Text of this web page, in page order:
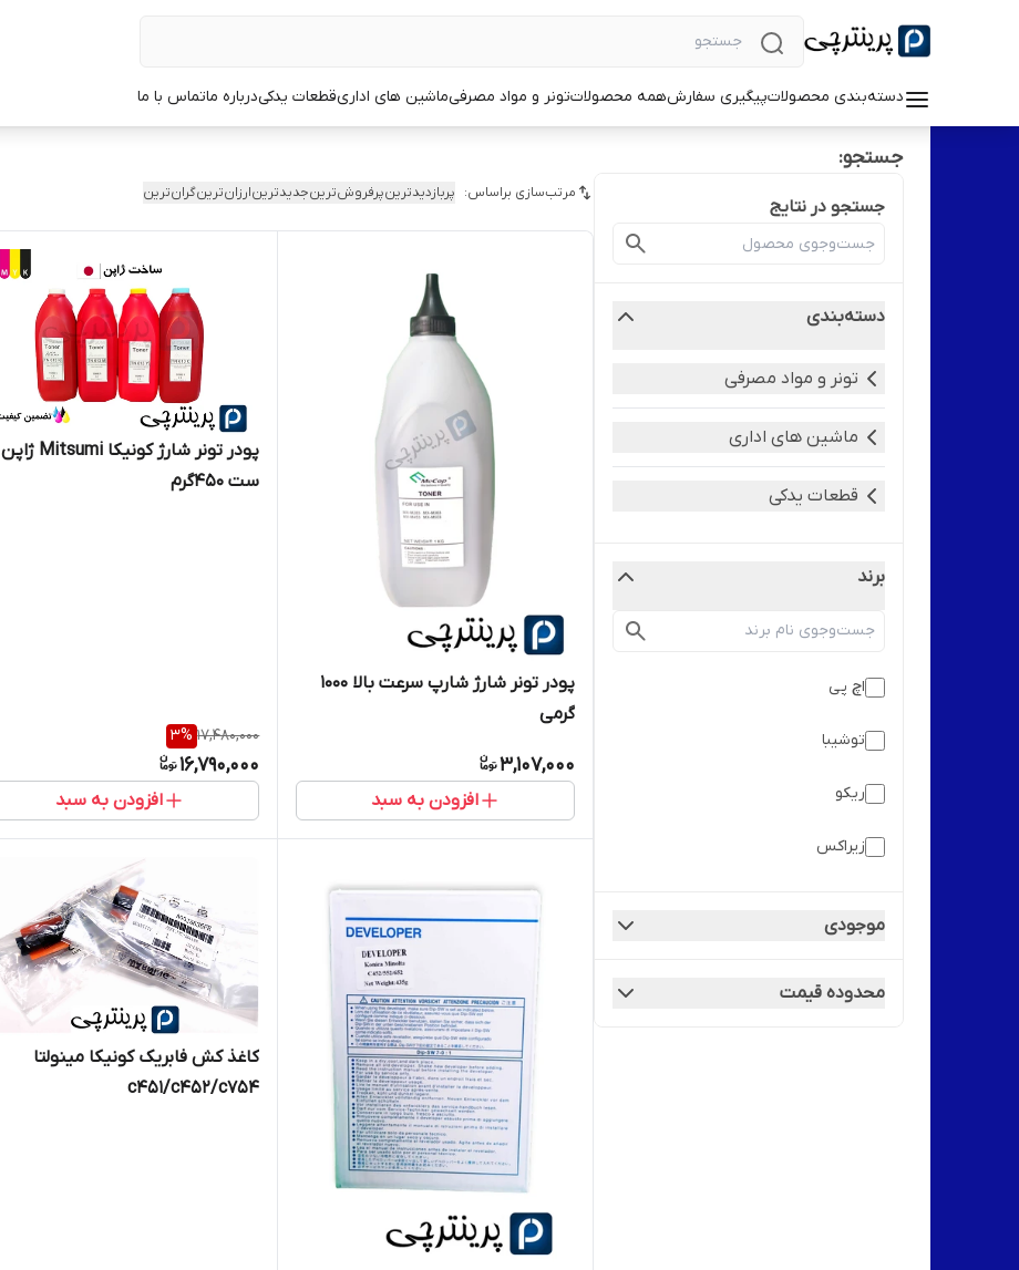
دسته‌بندی محصولاتپیگیری سفارشهمه محصولاتتونر و مواد مصرفیماشین های اداریقطعات یدکیدرباره ماتماس با ما
جستجو:
جستجو در نتایج
دسته‌بندی
تونر و مواد مصرفی
ماشین های اداری
قطعات یدکی
برند
اچ پی
توشیبا
ریکو
زیراکس
کونیکا مینولتا
موجودی
محدوده قیمت
مرتب‌سازی براساس: پربازدیدترینپرفروش‌ترینجدیدترینارزان‌ترینگران‌ترین
پودر تونر شارژ شارپ سرعت بالا 1000
گرمی
3,107,000
افزودن به سبد
پودر تونر شارژ کونیکا Mitsumi ژاپن
ست ۴۵۰گرم
17,480,000
3%
16,790,000
افزودن به سبد
کاغذ کش فابریک کونیکا مینولتا
c451/c452/c754